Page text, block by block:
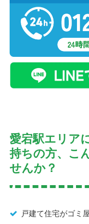
愛宕駅エリア
持ちの方、こ
せんか？
戸建て住宅がゴミ